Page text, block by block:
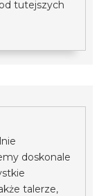
tutejszych
doskonale
talerze,